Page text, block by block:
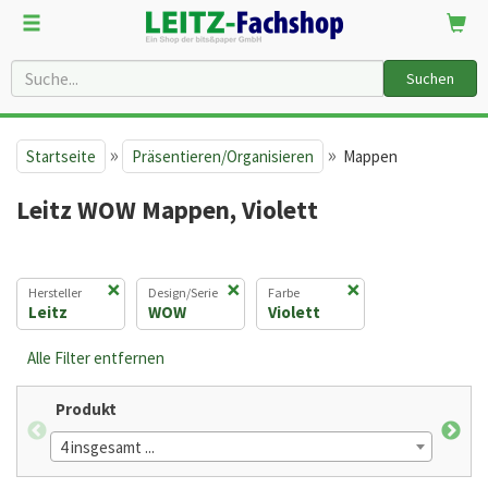
Suchen
Startseite » Präsentieren/Organisieren » Mappen
Leitz WOW Mappen, Violett
×
Hersteller
Leitz
×
Design/Serie
WOW
×
Farbe
Violett
Alle Filter entfernen
Produkt
4 insgesamt ...